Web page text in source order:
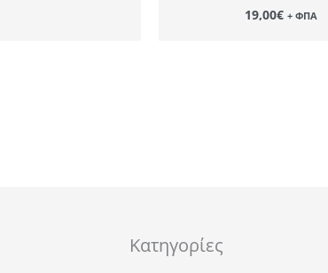
19,00€ + ΦΠΑ
Κατηγορίες